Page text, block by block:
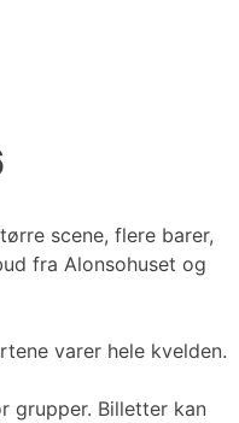
scene, flere barer,
fra Alonsohuset og
varer hele kvelden.
grupper. Billetter kan